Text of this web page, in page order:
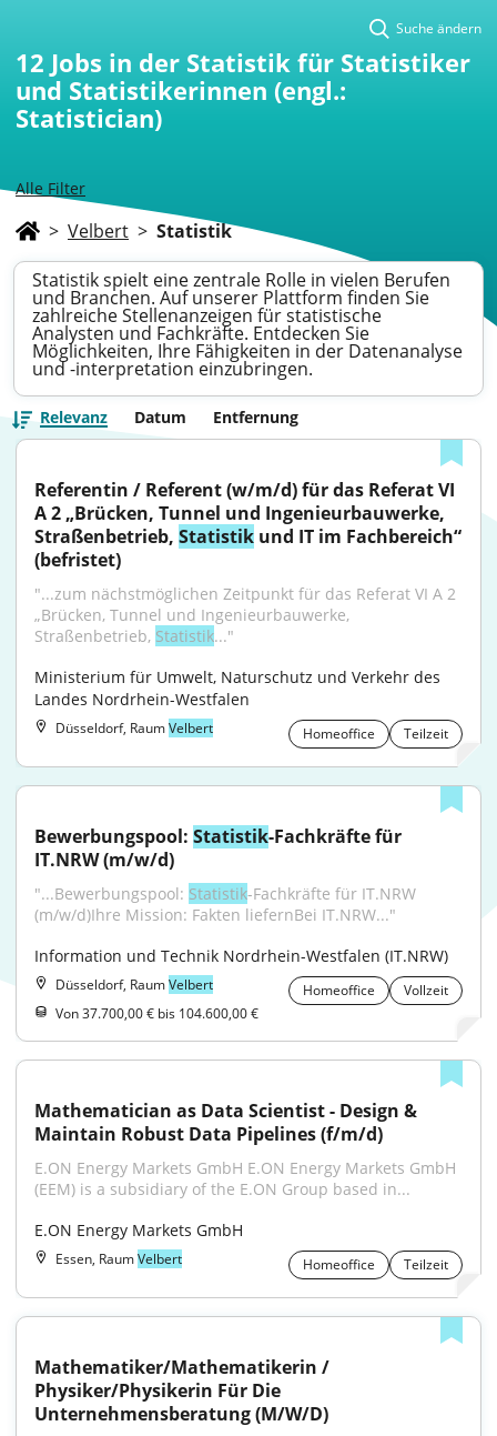
Alle Filter
Suche ändern
12 Jobs in der Statistik für Statistiker
und Statistikerinnen (engl.:
Statistician)
> Velbert > Statistik
Statistik spielt eine zentrale Rolle in vielen Berufen
und Branchen. Auf unserer Plattform finden Sie
zahlreiche Stellenanzeigen für statistische
Analysten und Fachkräfte. Entdecken Sie
Möglichkeiten, Ihre Fähigkeiten in der Datenanalyse
und -interpretation einzubringen.
Relevanz Datum Entfernung
Referentin / Referent (w/m/d) für das Referat VI
A 2 „Brücken, Tunnel und Ingenieurbauwerke,
Straßenbetrieb, Statistik und IT im Fachbereich“
(befristet)
"...zum nächstmöglichen Zeitpunkt für das Referat VI A 2
„Brücken, Tunnel und Ingenieurbauwerke,
Straßenbetrieb, Statistik..."
Ministerium für Umwelt, Naturschutz und Verkehr des
Landes Nordrhein-Westfalen
Düsseldorf, RaumVelbert Homeoffice Teilzeit
Bewerbungspool: Statistik-Fachkräfte für
IT.NRW (m/w/d)
"...Bewerbungspool: Statistik-Fachkräfte für IT.NRW
(m/w/d)Ihre Mission: Fakten liefernBei IT.NRW..."
Information und Technik Nordrhein-Westfalen (IT.NRW)
Düsseldorf, RaumVelbert Homeoffice
Vollzeit
Von 37.700,00 € bis 104.600,00 €
Mathematician as Data Scientist - Design &
Maintain Robust Data Pipelines (f/m/d)
E.ON Energy Markets GmbH E.ON Energy Markets GmbH
(EEM) is a subsidiary of the E.ON Group based in...
E.ON Energy Markets GmbH
Essen, RaumVelbert Homeoffice Teilzeit
Mathematiker/Mathematikerin /
Physiker/Physikerin Für Die
Unternehmensberatung (M/W/D)